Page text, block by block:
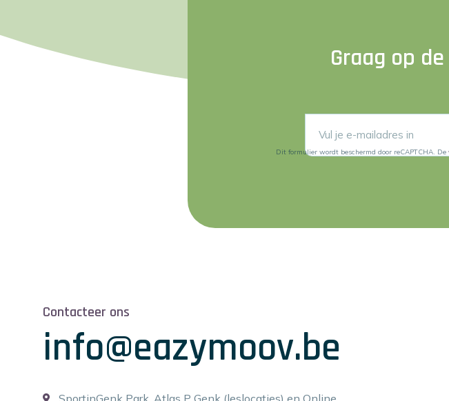
Graag op
Dit formulier wordt beschermd door reCAPTCHA. De
Contacteer ons
info@eazymoov.be
SportinGenk Park, Atlas P Genk (leslocaties) en Online